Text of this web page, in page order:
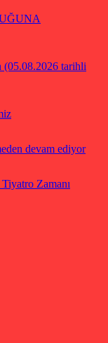
(05.08.2026 tarihli
devam ediyor
Zamanı